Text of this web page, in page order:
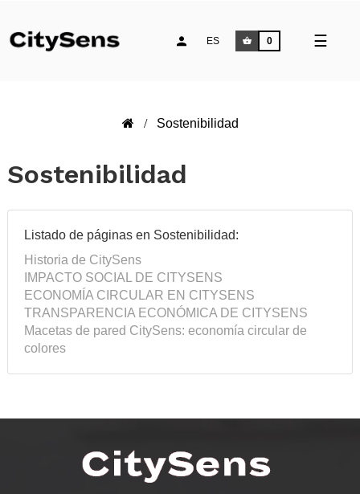
☰
ES 0
Sostenibilidad
Sostenibilidad
Listado de páginas en Sostenibilidad:
Historia de CitySens
IMPACTO SOCIAL DE CITYSENS
ECONOMÍA CIRCULAR EN CITYSENS
TRANSPARENCIA ECONÓMICA DE CITYSENS
Macetas de pared CitySens: economía circular de
colores